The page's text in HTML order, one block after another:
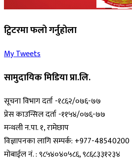
ट्विटरमा फलो गर्नुहोला
My Tweets
सामुदायिक मिडिया प्रा.लि.
सूचना विभाग दर्ता -१८६२/०७६-७७
प्रेस काउन्सिल दर्ता -११५४/०७६-७७
मन्थली न.पा. १, रामेछाप
विज्ञापनका लागि सम्पर्क: +977-48540200
मोबाईल नं. : ९८५४०४०५८६, ९८६८३३१२३४